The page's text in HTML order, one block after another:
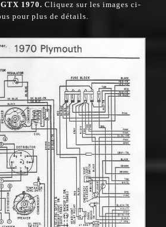
1970. Cliquez sur les images ci-
pour plus de détails.